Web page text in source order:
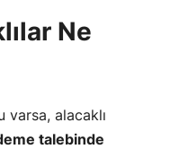
Ne
alacaklı
talebinde